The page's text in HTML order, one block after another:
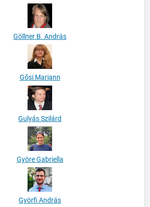
Göllner B. András
Gősi Mariann
Gulyás Szilárd
Györe Gabriella
Györfi András